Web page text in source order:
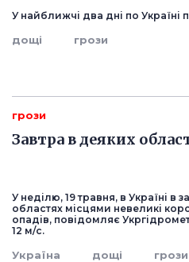
У найближчі два дні по Україні
дощі грози
грози
Завтра в деяких
У неділю, 19 травня, в Україні в
областях місцями невеликі
опадів, повідомляє
12 м/с.
Україна дощі грози